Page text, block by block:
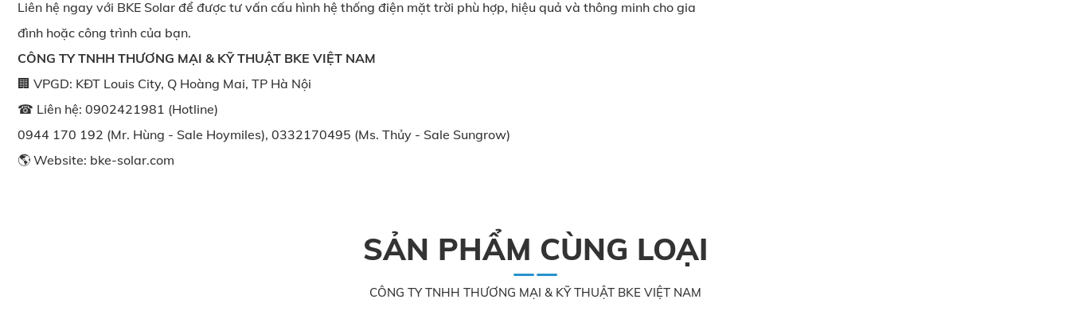
Liên hệ ngay với BKE Solar để được tư vấn cấu hình hệ thống điện mặt trời phù hợp, hiệu quả và thông minh cho gia
đình hoặc công trình của bạn.
CÔNG TY TNHH THƯƠNG MẠI & KỸ THUẬT BKE VIỆT NAM
🏢 VPGD: KĐT Louis City, Q Hoàng Mai, TP Hà Nội
☎ Liên hệ: 0902421981 (Hotline)
0944 170 192 (Mr. Hùng - Sale Hoymiles), 0332170495 (Ms. Thủy - Sale Sungrow)
🌎 Website: bke-solar.com
SẢN PHẨM CÙNG LOẠI
CÔNG TY TNHH THƯƠNG MẠI & KỸ THUẬT BKE VIỆT NAM